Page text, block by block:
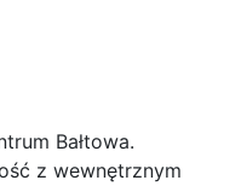
Bałtowa.
z wewnętrznym